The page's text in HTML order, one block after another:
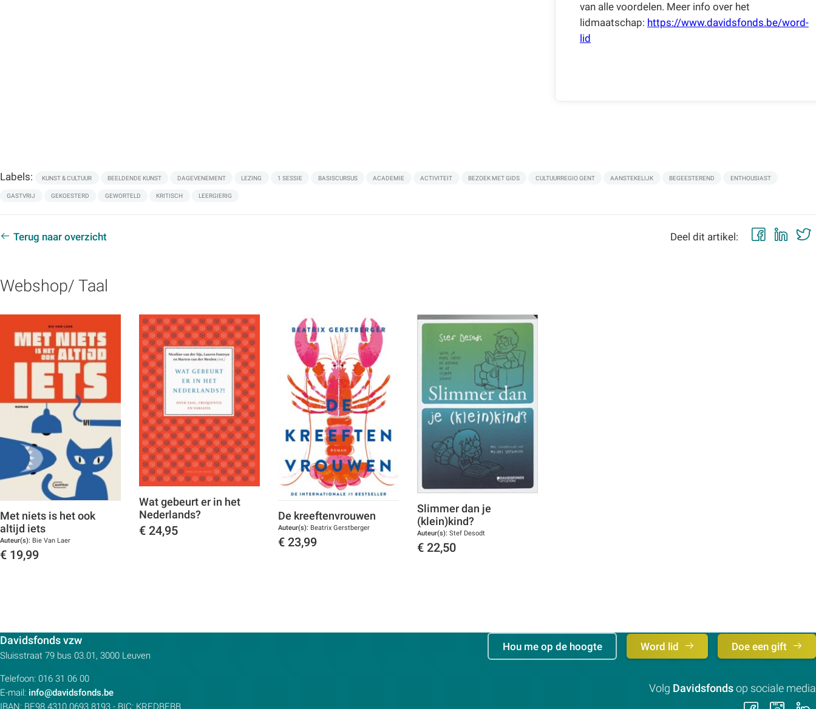
van alle voordelen. Meer info over het
lidmaatschap: https://www.davidsfonds.be/word-
lid
Labels: KUNST & CULTUUR BEELDENDE KUNST DAGEVENEMENT LEZING 1 SESSIE BASISCURSUS ACADEMIE ACTIVITEIT BEZOEK MET GIDS CULTUURREGIO GENT AANSTEKELIJK BEGEESTEREND ENTHOUSIAST
GASTVRIJ GEKOESTERD GEWORTELD KRITISCH LEERGIERIG
Terug naar overzicht Deel dit artikel:
Webshop/ Taal
Met niets is het ook
altijd iets
Auteur(s): Bie Van Laer
€ 19,99
Wat gebeurt er in het
Nederlands?
€ 24,95
De kreeftenvrouwen
Auteur(s): Beatrix Gerstberger
€ 23,99
Slimmer dan je
(klein)kind?
Auteur(s): Stef Desodt
€ 22,50
Davidsfonds vzwContactpersoon:
Adres:
Sluisstraat 79 bus 03.01, 3000 Leuven
Telefoon: 016 31 06 00
E-mail: info@davidsfonds.be
IBAN: BE98 4310 0693 8193 - BIC: KREDBEBB
Hou me op de hoogte Word lid Doe een gift
Volg Davidsfonds op sociale media